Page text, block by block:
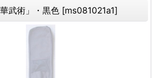
武術」・黒色 [ms081021a1]